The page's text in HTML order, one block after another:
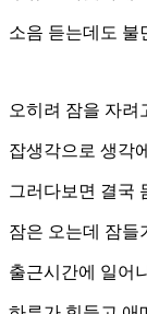
소음 듣는데도 불
오히려 잠을 자려
잡생각으로 생각
그러다보면 결국
잠은 오는데 잠들
출근시간에 일어